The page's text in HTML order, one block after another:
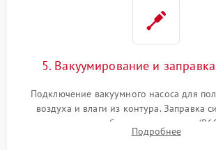
5. Вакуумирование и
Подключение вакуумного насоса для
воздуха и влаги из контура. Заправка
дозированным объемом хладагента
электронным весам. Контроль рабочего
Подробнее